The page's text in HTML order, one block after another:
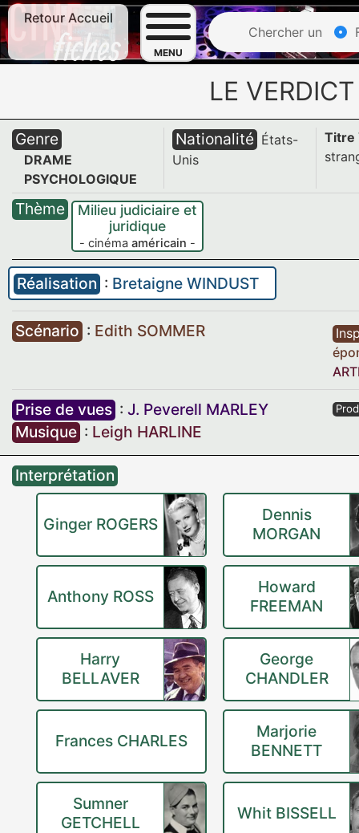
Retour Accueil
MENU
Chercher un
LE
Genre
DRAME
PSYCHOLOGIQUE
Nationalité États-
Unis
Titre
Thème
Milieu judiciaire et
juridique
- cinéma américain -
Réalisation : Bretaigne WINDUST
Scénario : Edith SOMMER
Prise de vues : J. Peverell MARLEY
Musique : Leigh HARLINE
Interprétation
Ginger ROGERS
Dennis
MORGAN
Anthony ROSS
Howard
FREEMAN
Harry
BELLAVER
George
CHANDLER
Frances CHARLES
Marjorie
BENNETT
Sumner
GETCHELL
Whit BISSELL